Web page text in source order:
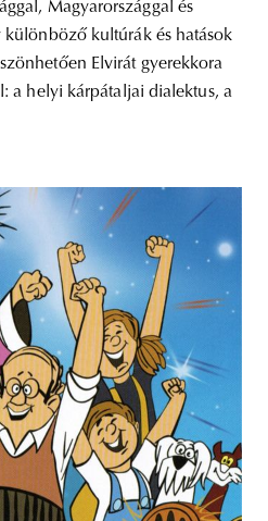
Magyarországgal és
különböző kultúrák és hatások
Elvirát gyerekkora
a helyi kárpátaljai dialektus, a